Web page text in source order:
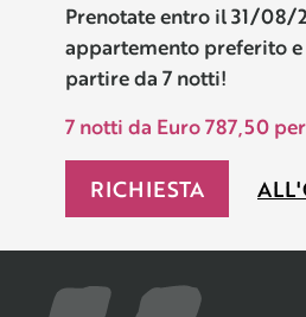
Prenotate entro il 31/08/
appartemento preferito
partire da 7 notti!
7 notti da Euro 787,50
RICHIESTA